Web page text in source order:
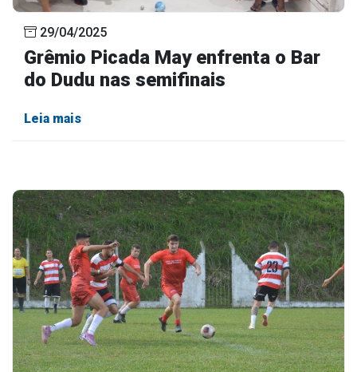
29/04/2025
Grêmio Picada May enfrenta o Bar
do Dudu nas semifinais
Leia mais